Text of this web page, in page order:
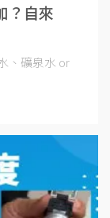
？自來
、礦泉水 or